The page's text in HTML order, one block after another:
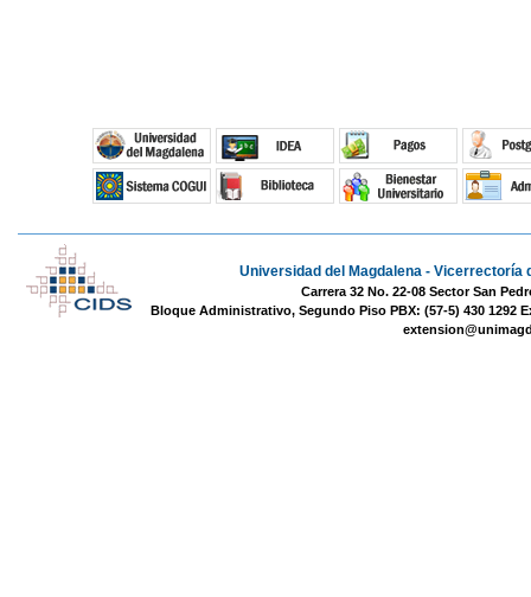
Universidad del Magdalena - Vicerrectoría
Carrera 32 No. 22-08 Sector San
Bloque Administrativo, Segundo Piso PBX: (57-5) 430 1292